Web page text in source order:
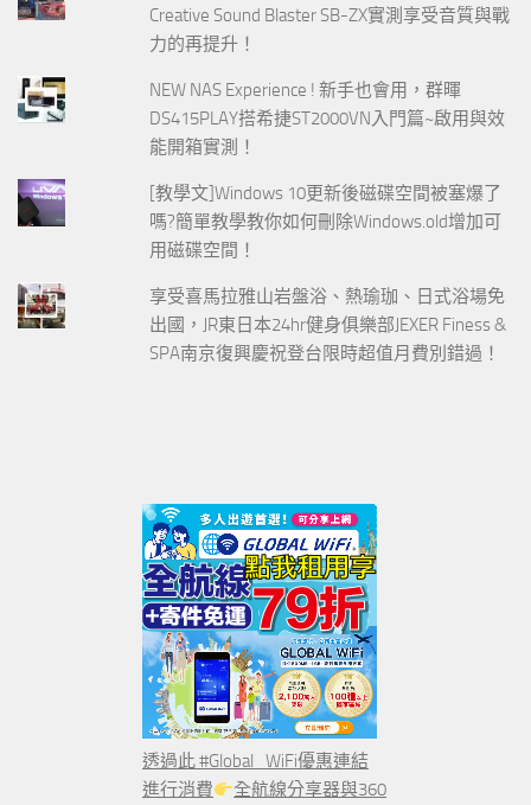
Creative Sound Blaster SB-ZX實測享受音質與戰
力的再提升！
NEW NAS Experience ! 新手也會用，群暉
DS415PLAY搭希捷ST2000VN入門篇~啟用與效
能開箱實測！
[教學文]Windows 10更新後磁碟空間被塞爆了
嗎?簡單教學教你如何刪除Windows.old增加可
用磁碟空間！
享受喜馬拉雅山岩盤浴、熱瑜珈、日式浴場免
出國，JR東日本24hr健身俱樂部JEXER Finess &
SPA南京復興慶祝登台限時超值月費別錯過！
透過此 #Global_WiFi優惠連結
進行消費
全航線分享器與360